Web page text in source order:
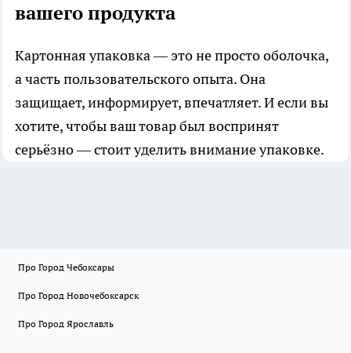
вашего продукта
Картонная упаковка — это не просто оболочка,
а часть пользовательского опыта. Она
защищает, информирует, впечатляет. И если вы
хотите, чтобы ваш товар был воспринят
серьёзно — стоит уделить внимание упаковке.
Про Город Чебоксары
Про Город Новочебоксарск
Про Город Ярославль